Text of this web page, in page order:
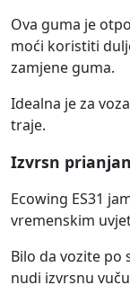
Ova guma je
moći koristiti
zamjene guma.
Idealna je za
traje.
Izvrsn
Ecowing ES31
vremenskim
Bilo da vozite po
nudi izvrsnu